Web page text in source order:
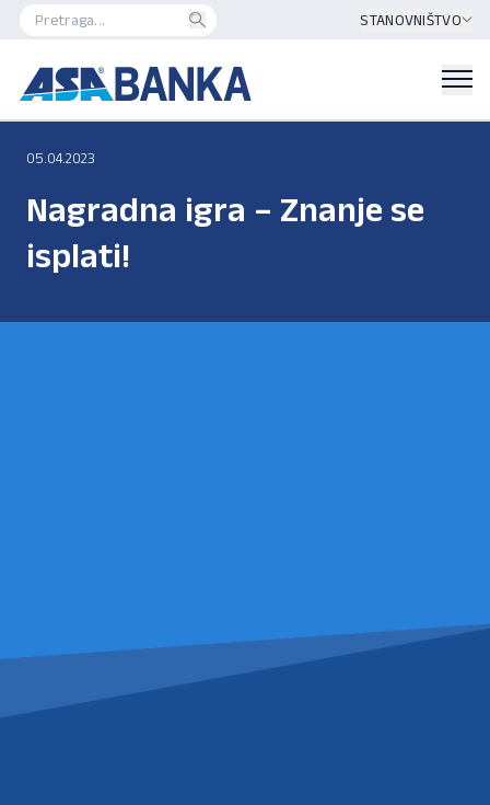
STANOVNIŠTVO
05.04.2023
Nagradna igra – Znanje se
isplati!